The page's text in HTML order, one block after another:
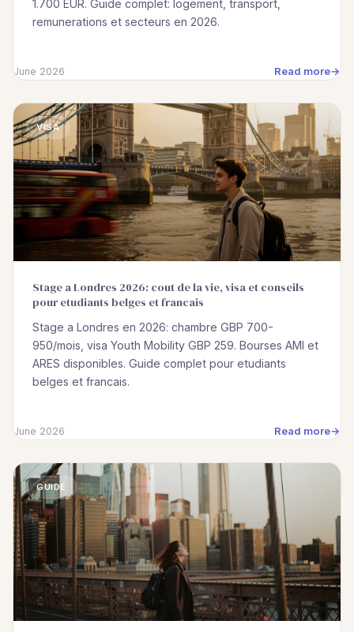
1.700 EUR. Guide complet: logement, transport,
remunerations et secteurs en 2026.
June 2026 Read more
VISA
Stage a Londres 2026: cout de la vie, visa et conseils
pour etudiants belges et francais
Stage a Londres en 2026: chambre GBP 700-
950/mois, visa Youth Mobility GBP 259. Bourses AMI et
ARES disponibles. Guide complet pour etudiants
belges et francais.
June 2026 Read more
GUIDE